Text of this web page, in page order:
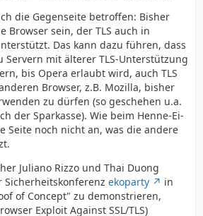
die Gegenseite betroffen: Bisher
Browser sein, der TLS auch in
Das kann dazu führen, dass
Servern mit älterer TLS-Unterstützung
bis Opera erlaubt wird, auch TLS
Browser, z.B. Mozilla, bisher
zu dürfen (so geschehen u.a.
der Sparkasse). Wie beim Henne-Ei-
Seite noch nicht an, was die andere
Juliano Rizzo und Thai Duong
ekoparty
in
of Concept" zu demonstrieren,
Exploit Against SSL/TLS)